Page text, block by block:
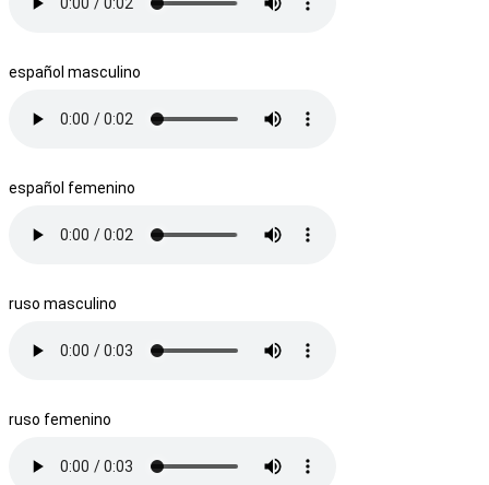
español masculino
español femenino
ruso masculino
ruso femenino